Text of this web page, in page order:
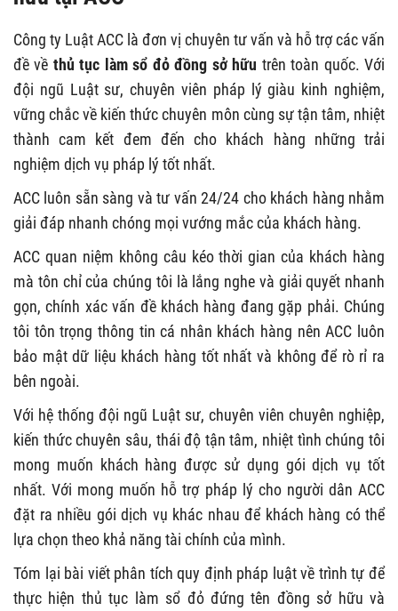
Công ty Luật ACC là đơn vị chuyên tư vấn và hỗ trợ các vấn
đề về thủ tục làm sổ đỏ đồng sở hữu trên toàn quốc. Với
đội ngũ Luật sư, chuyên viên pháp lý giàu kinh nghiệm,
vững chắc về kiến thức chuyên môn cùng sự tận tâm, nhiệt
thành cam kết đem đến cho khách hàng những trải
nghiệm dịch vụ pháp lý tốt nhất.
ACC luôn sẵn sàng và tư vấn 24/24 cho khách hàng nhằm
giải đáp nhanh chóng mọi vướng mắc của khách hàng.
ACC quan niệm không câu kéo thời gian của khách hàng
mà tôn chỉ của chúng tôi là lắng nghe và giải quyết nhanh
gọn, chính xác vấn đề khách hàng đang gặp phải. Chúng
tôi tôn trọng thông tin cá nhân khách hàng nên ACC luôn
bảo mật dữ liệu khách hàng tốt nhất và không để rò rỉ ra
bên ngoài.
Với hệ thống đội ngũ Luật sư, chuyên viên chuyên nghiệp,
kiến thức chuyên sâu, thái độ tận tâm, nhiệt tình chúng tôi
mong muốn khách hàng được sử dụng gói dịch vụ tốt
nhất. Với mong muốn hỗ trợ pháp lý cho người dân ACC
đặt ra nhiều gói dịch vụ khác nhau để khách hàng có thể
lựa chọn theo khả năng tài chính của mình.
Tóm lại bài viết phân tích quy định pháp luật về trình tự để
thực hiện thủ tục làm sổ đỏ đứng tên đồng sở hữu và